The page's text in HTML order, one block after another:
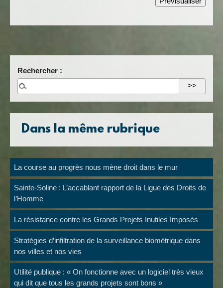
Rechercher :
Dans la même rubrique
La course au progrès nous mène droit dans le mur
Sainte-Soline : L’accablant rapport de la Ligue des Droits de
l’Homme
La résistance contre les Grands Projets Inutiles Imposés
Stratégies d’infiltration de la surveillance biométrique dans
nos villes et nos vies
Utilité publique : « On fonctionne avec un logiciel très vieux
qui dit que tous les grands projets sont bons »